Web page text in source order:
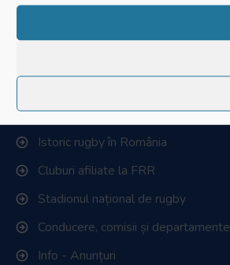
Transmisii live și reluări
Contactează-ne
Federația Româna de Rugby
Istoric rugby în România
Cluburi afiliate la FRR
Stadionul național de rugby
Conducere, comisii și departamente
Info - Anunțuri